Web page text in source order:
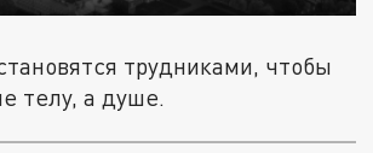
трудниками, чтобы
телу, а душе.